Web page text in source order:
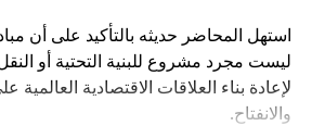
استهل المحاضر حديثه بالتأكيد على أن
ليست مجرد مشروع للبنية التحتية أو
لإعادة بناء العلاقات الاقتصادية
والانفتاح.